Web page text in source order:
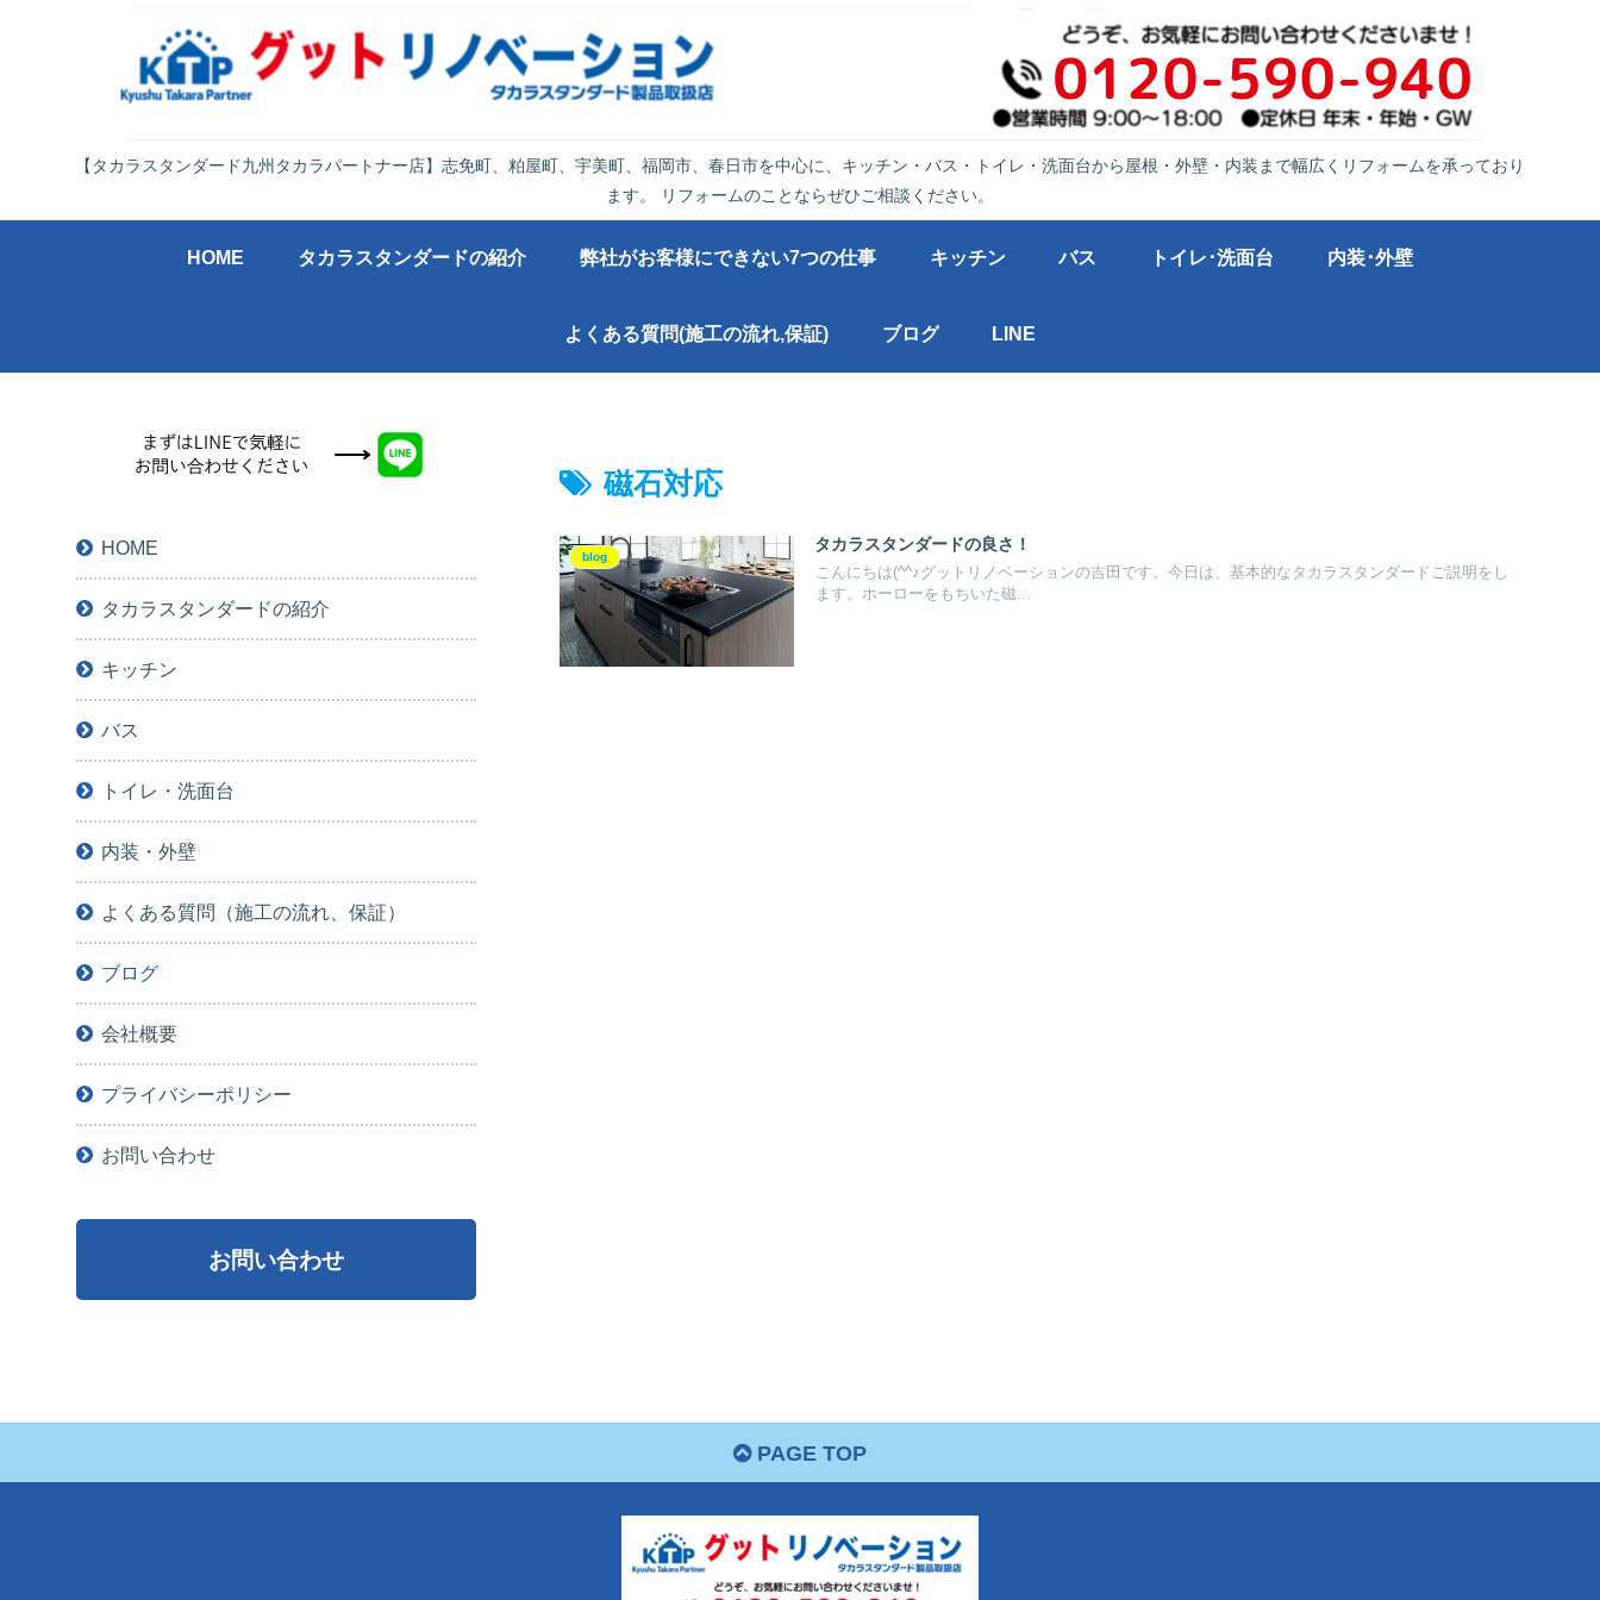
【タカラスタンダード九州タカラパートナー店】志免町、粕屋町、宇美町、福岡市、春日市を中心に、キッチン・バス・トイレ・洗面台から屋根・外壁・内装まで幅広くリフォームを承っており
ます。 リフォームのことならぜひご相談ください。
HOME タカラスタンダードの紹介 弊社がお客様にできない7つの仕事 キッチン バス トイレ･洗面台 内装･外壁
よくある質問(施工の流れ,保証) ブログ LINE
磁石対応
blog
タカラスタンダードの良さ！
こんにちは(^^♪グットリノベーションの吉田です。今日は、基本的なタカラスタンダードご説明をし
ます。ホーローをもちいた磁...
HOME
タカラスタンダードの紹介
キッチン
バス
トイレ・洗面台
内装・外壁
よくある質問（施工の流れ、保証）
ブログ
会社概要
プライバシーポリシー
お問い合わせ
お問い合わせ
PAGE TOP